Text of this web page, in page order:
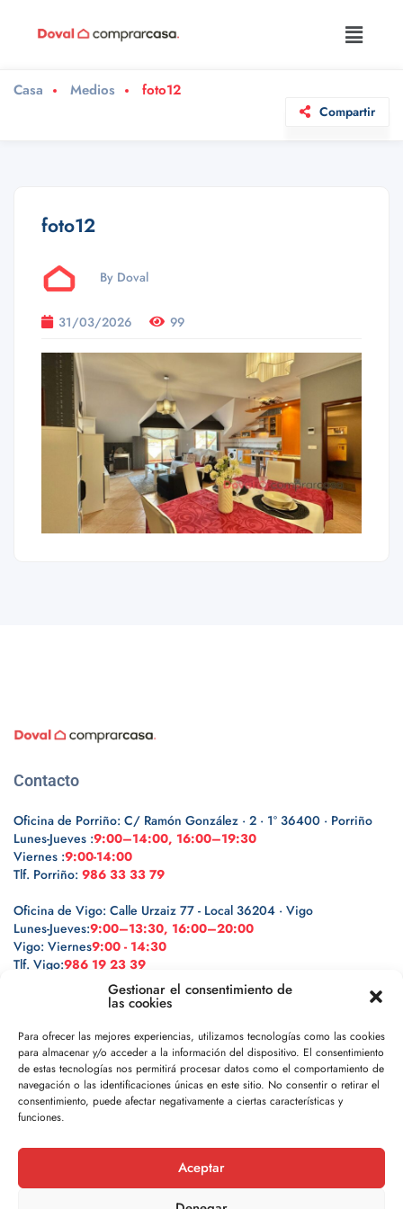
Gestionar el consentimiento de
las cookies
Para ofrecer las mejores experiencias, utilizamos tecnologías como las cookies
para almacenar y/o acceder a la información del dispositivo. El consentimiento
de estas tecnologías nos permitirá procesar datos como el comportamiento de
navegación o las identificaciones únicas en este sitio. No consentir o retirar el
consentimiento, puede afectar negativamente a ciertas características y
funciones.
Aceptar
Casa Medios foto12
Compartir
foto12
By Doval
31/03/2026 99
Contacto
Oficina de Porriño: C/ Ramón González · 2 · 1º 36400 · Porriño
Lunes-Jueves :9:00–14:00, 16:00–19:30
Viernes :9:00-14:00
Tlf. Porriño: 986 33 33 79
Oficina de Vigo: Calle Urzaiz 77 - Local 36204 · Vigo
Lunes-Jueves:9:00–13:30, 16:00–20:00
Vigo: Viernes9:00 - 14:30
Tlf. Vigo:986 19 23 39
Legal
Política de privacidad